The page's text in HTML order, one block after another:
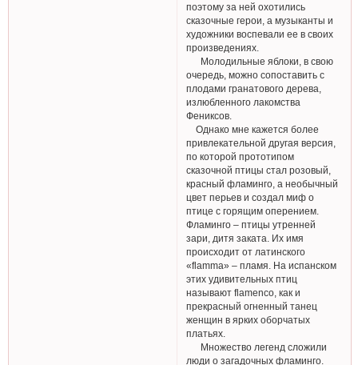
поэтому за ней охотились
сказочные герои, а музыканты и
художники воспевали ее в своих
произведениях.
Молодильные яблоки, в свою
очередь, можно сопоставить с
плодами гранатового дерева,
излюбленного лакомства
Фениксов.
Однако мне кажется более
привлекательной другая версия,
по которой прототипом
сказочной птицы стал розовый,
красный фламинго, а необычный
цвет перьев и создал миф о
птице с горящим оперением.
Фламинго – птицы утренней
зари, дитя заката. Их имя
происходит от латинского
«flamma» – пламя. На испанском
этих удивительных птиц
называют flamenco, как и
прекрасный огненный танец
женщин в ярких оборчатых
платьях.
Множество легенд сложили
люди о загадочных фламинго.